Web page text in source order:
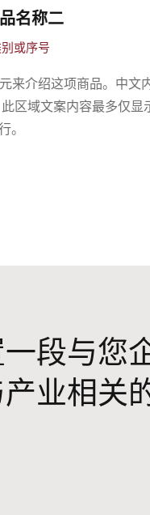
商品。中文内
容最多仅显示
请以
容则
段与您
业相关